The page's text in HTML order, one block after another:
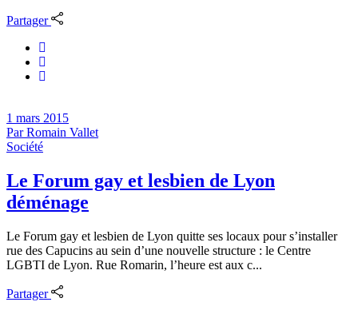
Partager
1 mars 2015
ParRomain Vallet
Société
Le Forum gay et lesbien de Lyon
déménage
Le Forum gay et lesbien de Lyon quitte ses locaux pour s’installer
rue des Capucins au sein d’une nouvelle structure : le Centre
LGBTI de Lyon. Rue Romarin, l’heure est aux c...
Partager